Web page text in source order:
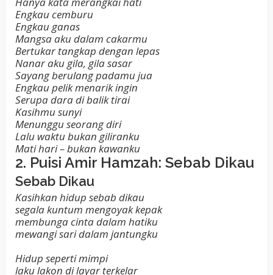
Engkau cemburu
Engkau ganas
Mangsa aku dalam cakarmu
Bertukar tangkap dengan lepas
Nanar aku gila, gila sasar
Sayang berulang padamu jua
Engkau pelik menarik ingin
Serupa dara di balik tirai
Kasihmu sunyi
Menunggu seorang diri
Lalu waktu bukan giliranku
Mati hari – bukan kawanku
2. Puisi Amir Hamzah: Sebab Dikau
Sebab Dikau
Kasihkan hidup sebab dikau
segala kuntum mengoyak kepak
membunga cinta dalam hatiku
mewangi sari dalam jantungku
Hidup seperti mimpi
laku lakon di layar terkelar